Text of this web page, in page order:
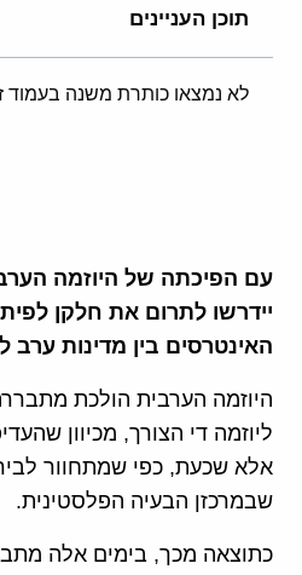
תוכן העניינים
לא נמצאו כותרת משנה בעמוד
עם הפיכתה של היוזמה
יידרשו לתרום את חלקן
האינטרסים בין מדינות ערב
היוזמה הערבית הולכת
ליוזמה די הצורך, מכיוון
אלא שכעת, כפי שמתחוור
שבמרכזן הבעיה הפלסטינית.
כתוצאה מכך, בימים אלה